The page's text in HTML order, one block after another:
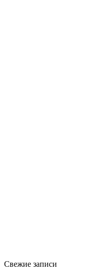
Свежие записи